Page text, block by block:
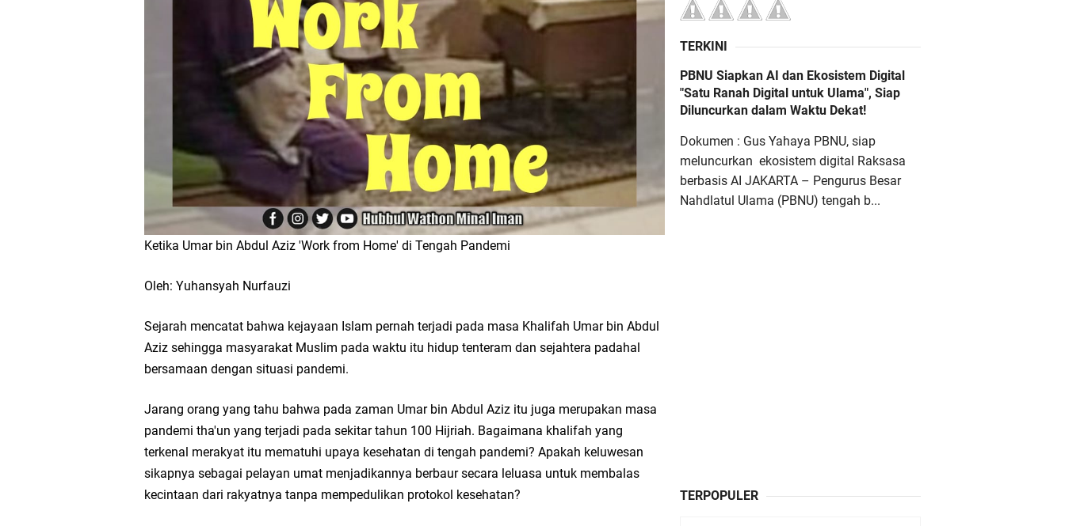
Ketika Umar bin Abdul Aziz 'Work from Home' di Tengah Pandemi
Oleh: Yuhansyah Nurfauzi
Sejarah mencatat bahwa kejayaan Islam pernah terjadi pada masa Khalifah Umar bin Abdul
Aziz sehingga masyarakat Muslim pada waktu itu hidup tenteram dan sejahtera padahal
bersamaan dengan situasi pandemi.
Jarang orang yang tahu bahwa pada zaman Umar bin Abdul Aziz itu juga merupakan masa
pandemi tha'un yang terjadi pada sekitar tahun 100 Hijriah. Bagaimana khalifah yang
terkenal merakyat itu mematuhi upaya kesehatan di tengah pandemi? Apakah keluwesan
sikapnya sebagai pelayan umat menjadikannya berbaur secara leluasa untuk membalas
kecintaan dari rakyatnya tanpa mempedulikan protokol kesehatan?
TERKINI
PBNU Siapkan AI dan Ekosistem Digital
"Satu Ranah Digital untuk Ulama", Siap
Diluncurkan dalam Waktu Dekat!
Dokumen : Gus Yahaya PBNU, siap
meluncurkan ekosistem digital Raksasa
berbasis AI JAKARTA – Pengurus Besar
Nahdlatul Ulama (PBNU) tengah b...
TERPOPULER